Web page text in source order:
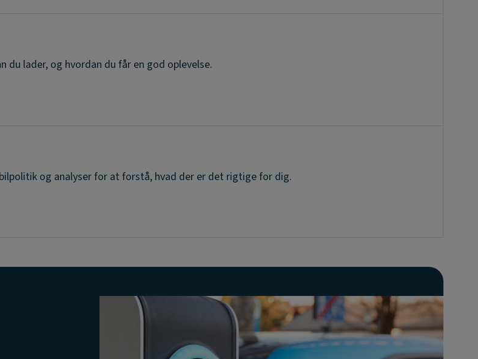
du lader, og hvordan du får en god oplevelse.
og analyser for at forstå, hvad der er det rigtige for dig.